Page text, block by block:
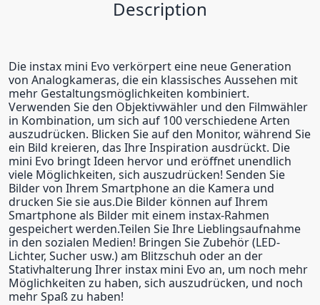
Description
Die instax mini Evo verkörpert eine neue Generation
von Analogkameras, die ein klassisches Aussehen mit
mehr Gestaltungsmöglichkeiten kombiniert.
Verwenden Sie den Objektivwähler und den Filmwähler
in Kombination, um sich auf 100 verschiedene Arten
auszudrücken. Blicken Sie auf den Monitor, während Sie
ein Bild kreieren, das Ihre Inspiration ausdrückt. Die
mini Evo bringt Ideen hervor und eröffnet unendlich
viele Möglichkeiten, sich auszudrücken! Senden Sie
Bilder von Ihrem Smartphone an die Kamera und
drucken Sie sie aus.Die Bilder können auf Ihrem
Smartphone als Bilder mit einem instax-Rahmen
gespeichert werden.Teilen Sie Ihre Lieblingsaufnahme
in den sozialen Medien! Bringen Sie Zubehör (LED-
Lichter, Sucher usw.) am Blitzschuh oder an der
Stativhalterung Ihrer instax mini Evo an, um noch mehr
Möglichkeiten zu haben, sich auszudrücken, und noch
mehr Spaß zu haben!